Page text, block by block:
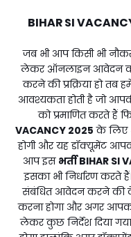
BIHAR SI
जब भी आप किसी भी
लेकर ऑनलाइन आवेदन
करने की प्रक्रिया हो
आवश्यकता होती है जो
को प्रमाणित करते हैं
VACANCY 2025 के लिए
होगी और यह डॉक्यूमेंट
आप इस भर्तीBIHAR SI
इसका भी निर्धारण
संबंधित आवेदन करने की
करना होगा और अगर
लेकर कुछ निर्देश दिया